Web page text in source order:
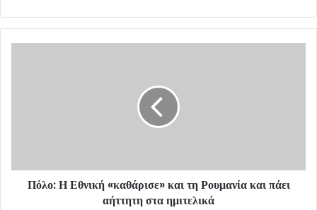
Πόλο: Η Εθνική «καθάρισε» και τη Ρουμανία και πάει
αήττητη στα ημιτελικά